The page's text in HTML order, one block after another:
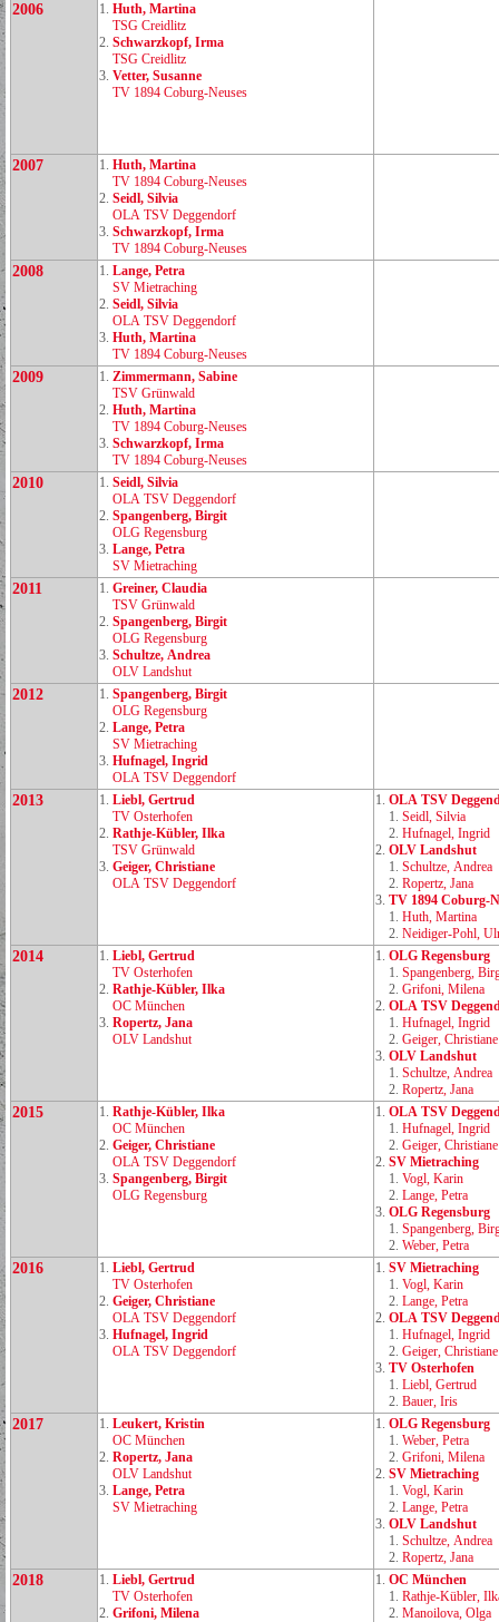
2006 1. Huth, Martina
TSG Creidlitz
2. Schwarzkopf, Irma
TSG Creidlitz
3. Vetter, Susanne
TV 1894 Coburg‑Neuses
2007 1. Huth, Martina
TV 1894 Coburg‑Neuses
2. Seidl, Silvia
OLA TSV Deggendorf
3. Schwarzkopf, Irma
TV 1894 Coburg‑Neuses
2008 1. Lange, Petra
SV Mietraching
2. Seidl, Silvia
OLA TSV Deggendorf
3. Huth, Martina
TV 1894 Coburg‑Neuses
2009 1. Zimmermann, Sabine
TSV Grünwald
2. Huth, Martina
TV 1894 Coburg‑Neuses
3. Schwarzkopf, Irma
TV 1894 Coburg‑Neuses
2010 1. Seidl, Silvia
OLA TSV Deggendorf
2. Spangenberg, Birgit
OLG Regensburg
3. Lange, Petra
SV Mietraching
2011 1. Greiner, Claudia
TSV Grünwald
2. Spangenberg, Birgit
OLG Regensburg
3. Schultze, Andrea
OLV Landshut
2012 1. Spangenberg, Birgit
OLG Regensburg
2. Lange, Petra
SV Mietraching
3. Hufnagel, Ingrid
OLA TSV Deggendorf
2013 1. Liebl, Gertrud
TV Osterhofen
2. Rathje‑Kübler, Ilka
TSV Grünwald
3. Geiger, Christiane
OLA TSV Deggendorf
1. OLA TSV
1. Seidl, Silvia
2. Hufnagel, Ingrid
2. OLV Landshut
1. Schultze, Andrea
2. Ropertz, Jana
3. TV 1894
1. Huth, Martina
2. Neidiger‑Pohl,
2014 1. Liebl, Gertrud
TV Osterhofen
2. Rathje‑Kübler, Ilka
OC München
3. Ropertz, Jana
OLV Landshut
1. OLG Regensburg
1. Spangenberg,
2. Grifoni, Milena
2. OLA TSV
1. Hufnagel, Ingrid
2. Geiger, Christiane
3. OLV Landshut
1. Schultze, Andrea
2. Ropertz, Jana
2015 1. Rathje‑Kübler, Ilka
OC München
2. Geiger, Christiane
OLA TSV Deggendorf
3. Spangenberg, Birgit
OLG Regensburg
1. OLA TSV
1. Hufnagel, Ingrid
2. Geiger, Christiane
2. SV Mietraching
1. Vogl, Karin
2. Lange, Petra
3. OLG Regensburg
1. Spangenberg,
2. Weber, Petra
2016 1. Liebl, Gertrud
TV Osterhofen
2. Geiger, Christiane
OLA TSV Deggendorf
3. Hufnagel, Ingrid
OLA TSV Deggendorf
1. SV Mietraching
1. Vogl, Karin
2. Lange, Petra
2. OLA TSV
1. Hufnagel, Ingrid
2. Geiger, Christiane
3. TV Osterhofen
1. Liebl, Gertrud
2. Bauer, Iris
2017 1. Leukert, Kristin
OC München
2. Ropertz, Jana
OLV Landshut
3. Lange, Petra
SV Mietraching
1. OLG Regensburg
1. Weber, Petra
2. Grifoni, Milena
2. SV Mietraching
1. Vogl, Karin
2. Lange, Petra
3. OLV Landshut
1. Schultze, Andrea
2. Ropertz, Jana
2018 1. Liebl, Gertrud
TV Osterhofen
2. Grifoni, Milena
1. OC München
1. Rathje‑Kübler,
2. Manoilova, Olga